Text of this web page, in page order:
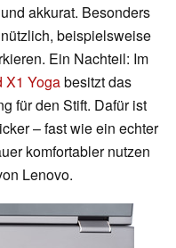
akkurat. Besonders
beispielsweise
Ein Nachteil: Im
X1 Yogabesitzt das
für den Stift. Dafür ist
– fast wie ein echter
komfortabler nutzen
Lenovo.